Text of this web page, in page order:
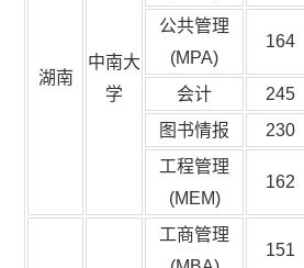
湖南
中南大
学
公共管理
(MPA)
164
会计 245
图书情报
230
工程管理
(MEM)
162
工商管理
151